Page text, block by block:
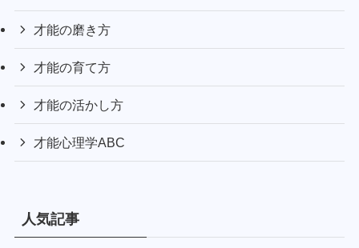
才能の磨き方
才能の育て方
才能の活かし方
才能心理学ABC
人気記事